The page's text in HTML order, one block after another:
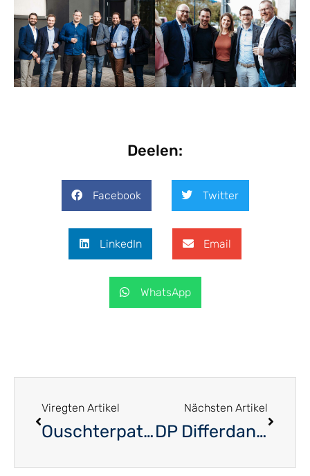
Deelen:
Facebook Twitter
LinkedIn Email
WhatsApp
Viregten Artikel
Ouschterpatt du DP-Est à Grevenmacher
Nächsten Artikel
DP Differdange porte un regard critique sur la majorité